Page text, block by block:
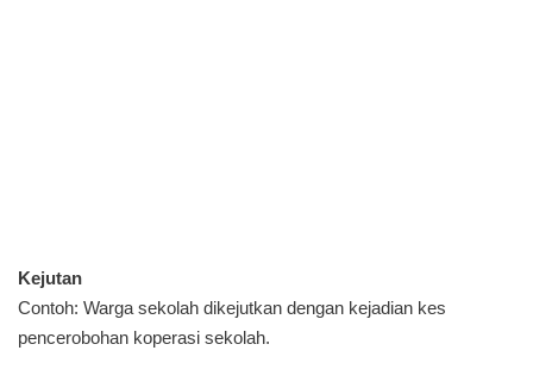
Kejutan
Contoh: Warga sekolah dikejutkan dengan kejadian kes
pencerobohan koperasi sekolah.